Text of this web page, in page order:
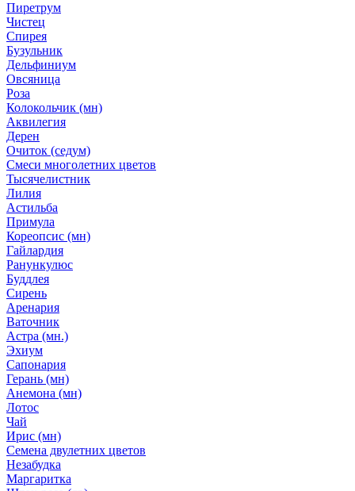
Пиретрум
Чистец
Спирея
Бузульник
Дельфиниум
Овсяница
Роза
Колокольчик (мн)
Аквилегия
Дерен
Очиток (седум)
Смеси многолетних цветов
Тысячелистник
Лилия
Астильба
Примула
Кореопсис (мн)
Гайлардия
Ранункулюс
Буддлея
Сирень
Аренария
Ваточник
Астра (мн.)
Эхиум
Сапонария
Герань (мн)
Анемона (мн)
Лотос
Чай
Ирис (мн)
Семена двулетних цветов
Незабудка
Маргаритка